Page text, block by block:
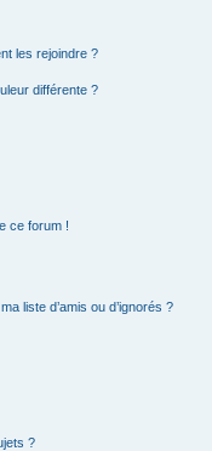
les rejoindre ?
différente ?
ce forum !
liste d’amis ou d’ignorés ?
?